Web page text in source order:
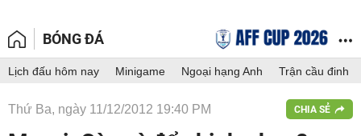
BÓNG ĐÁ
Lịch đấu hôm nay Minigame Ngoại hạng Anh Trận cầu đinh
Thứ Ba, ngày 11/12/2012 19:40 PM CHIA SẺ